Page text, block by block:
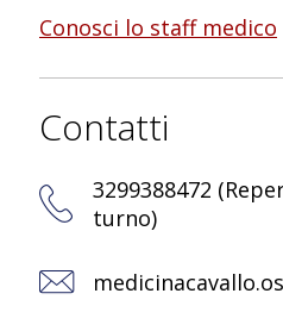
Conosci lo staff medico
Contatti
3299388472
turno)